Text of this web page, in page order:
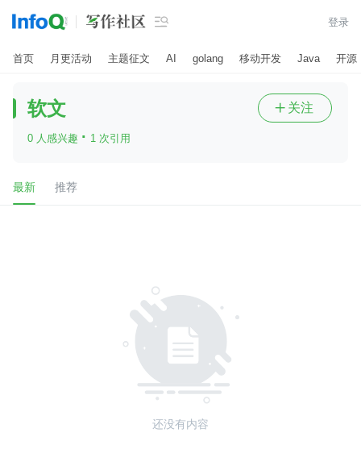
 登录
首页 月更活动 主题征文 AI golang 移动开发 Java 开源
软文
0 人感兴趣 · 1 次引用
 关注
最新 推荐
还没有内容